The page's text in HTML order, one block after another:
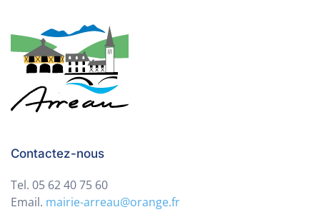
Contactez-nous
Tel. 05 62 40 75 60
Email. mairie-arreau@orange.fr